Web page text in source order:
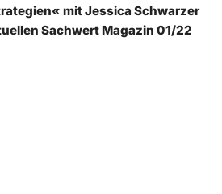
mit Jessica Schwarzer
Sachwert Magazin 01/22